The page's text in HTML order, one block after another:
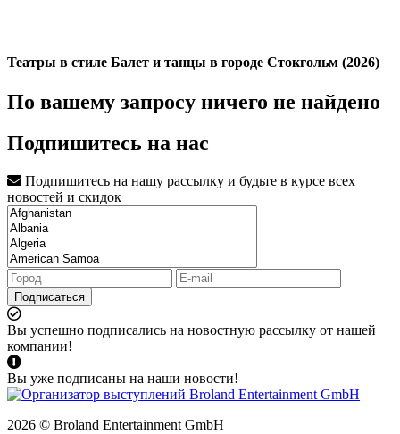
Театры в стиле Балет и танцы в городе Стокгольм (2026)
По вашему запросу ничего не найдено
Подпишитесь на нас
Подпишитесь на нашу рассылку и будьте в курсе всех
новостей и скидок
Подписаться
Вы успешно подписались на новостную рассылку от нашей
компании!
Вы уже подписаны на наши новости!
2026 © Broland Entertainment GmbH